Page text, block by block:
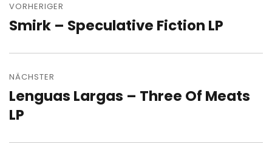
VORHERIGER
Vorheriger
Smirk – Speculative Fiction LP
NÄCHSTER
Nächster
Beitrag:
Lenguas Largas – Three Of Meats
LP